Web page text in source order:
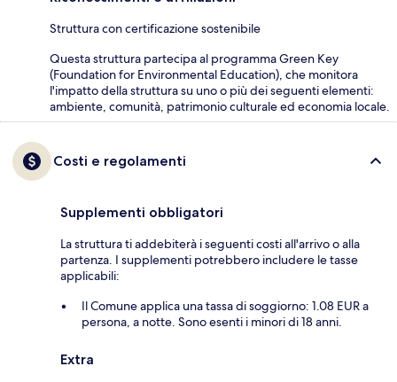
Struttura con certificazione sostenibile
Questa struttura partecipa al programma Green Key
(Foundation for Environmental Education), che monitora
l'impatto della struttura su uno o più dei seguenti elementi:
ambiente, comunità, patrimonio culturale ed economia locale.
Costi e regolamenti
Supplementi obbligatori
La struttura ti addebiterà i seguenti costi all'arrivo o alla
partenza. I supplementi potrebbero includere le tasse
applicabili:
Il Comune applica una tassa di soggiorno: 1.08 EUR a
persona, a notte. Sono esenti i minori di 18 anni.
Extra